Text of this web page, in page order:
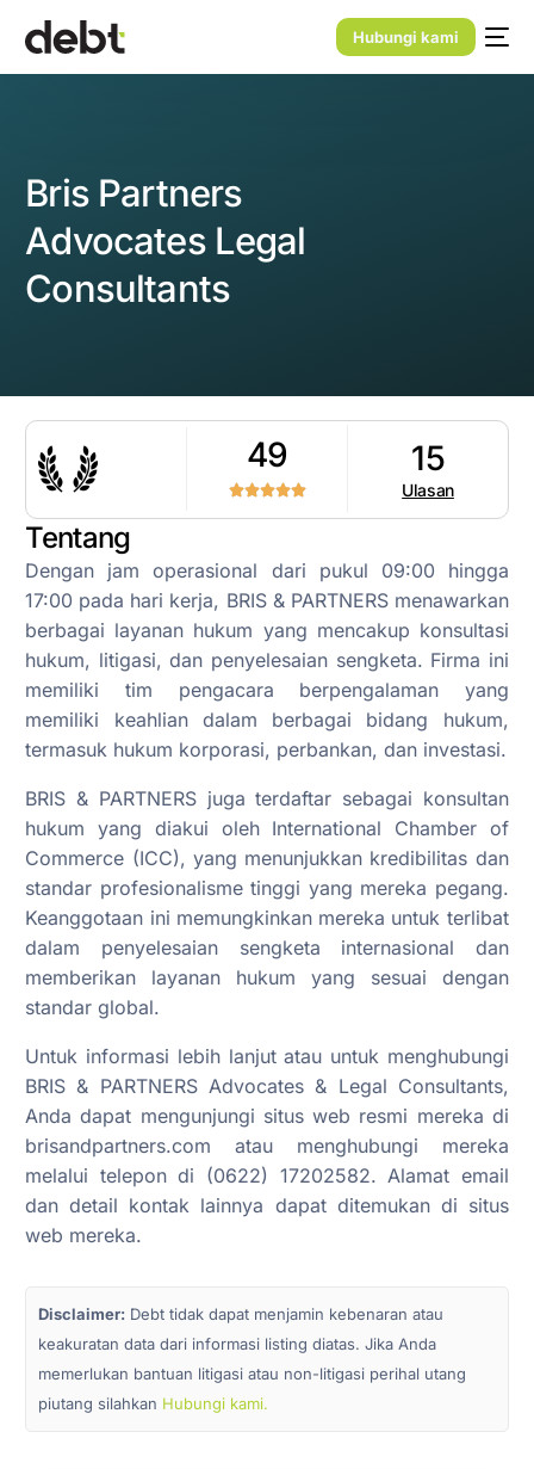
Hubungi kami
Bris Partners
Advocates Legal
Consultants
49 15
Ulasan
Tentang
Dengan jam operasional dari pukul 09:00 hingga
17:00 pada hari kerja, BRIS & PARTNERS menawarkan
berbagai layanan hukum yang mencakup konsultasi
hukum, litigasi, dan penyelesaian sengketa. Firma ini
memiliki tim pengacara berpengalaman yang
memiliki keahlian dalam berbagai bidang hukum,
termasuk hukum korporasi, perbankan, dan investasi.
BRIS & PARTNERS juga terdaftar sebagai konsultan
hukum yang diakui oleh International Chamber of
Commerce (ICC), yang menunjukkan kredibilitas dan
standar profesionalisme tinggi yang mereka pegang.
Keanggotaan ini memungkinkan mereka untuk terlibat
dalam penyelesaian sengketa internasional dan
memberikan layanan hukum yang sesuai dengan
standar global.
Untuk informasi lebih lanjut atau untuk menghubungi
BRIS & PARTNERS Advocates & Legal Consultants,
Anda dapat mengunjungi situs web resmi mereka di
brisandpartners.com atau menghubungi mereka
melalui telepon di (0622) 17202582. Alamat email
dan detail kontak lainnya dapat ditemukan di situs
web mereka.
Disclaimer: Debt tidak dapat menjamin kebenaran atau
keakuratan data dari informasi listing diatas. Jika Anda
memerlukan bantuan litigasi atau non-litigasi perihal utang
piutang silahkan Hubungi kami.